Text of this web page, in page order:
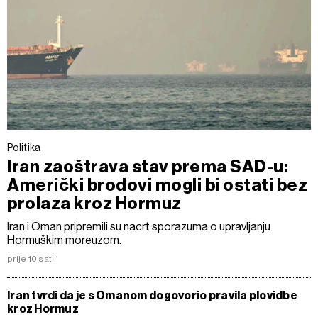
Politika
Iran zaoštrava stav prema SAD-u:
Američki brodovi mogli bi ostati bez
prolaza kroz Hormuz
Iran i Oman pripremili su nacrt sporazuma o upravljanju
Hormuškim moreuzom.
prije 10 sati
Iran tvrdi da je s Omanom dogovorio pravila plovidbe
kroz Hormuz